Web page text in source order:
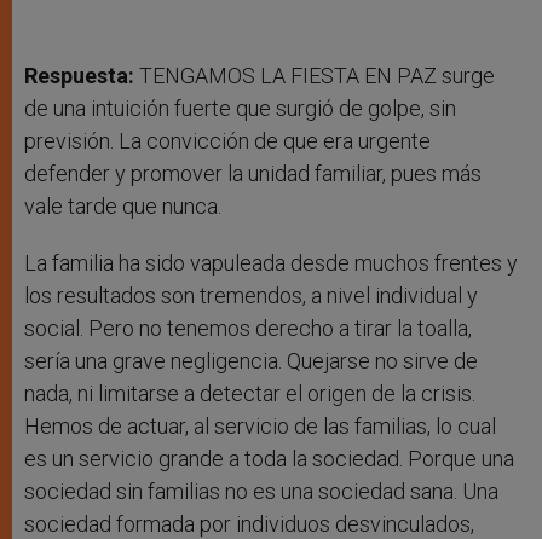
Respuesta: TENGAMOS LA FIESTA EN PAZ surge
de una intuición fuerte que surgió de golpe, sin
previsión. La convicción de que era urgente
defender y promover la unidad familiar, pues más
vale tarde que nunca.
La familia ha sido vapuleada desde muchos frentes y
los resultados son tremendos, a nivel individual y
social. Pero no tenemos derecho a tirar la toalla,
sería una grave negligencia. Quejarse no sirve de
nada, ni limitarse a detectar el origen de la crisis.
Hemos de actuar, al servicio de las familias, lo cual
es un servicio grande a toda la sociedad. Porque una
sociedad sin familias no es una sociedad sana. Una
sociedad formada por individuos desvinculados,